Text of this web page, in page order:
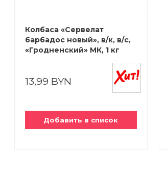
Колбаса «Сервелат
барбадос новый», в/к, в/с,
«Гродненский» МК, 1 кг
13,99 BYN
Добавить в список